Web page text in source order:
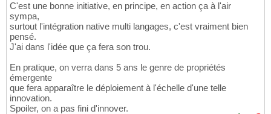
C'est une bonne initiative, en principe, en action ça à l'air
sympa,
surtout l'intégration native multi langages, c'est vraiment bien
pensé.
J'ai dans l'idée que ça fera son trou.
En pratique, on verra dans 5 ans le genre de propriétés
émergente
que fera apparaître le déploiement à l'échelle d'une telle
innovation.
Spoiler, on a pas fini d'innover.